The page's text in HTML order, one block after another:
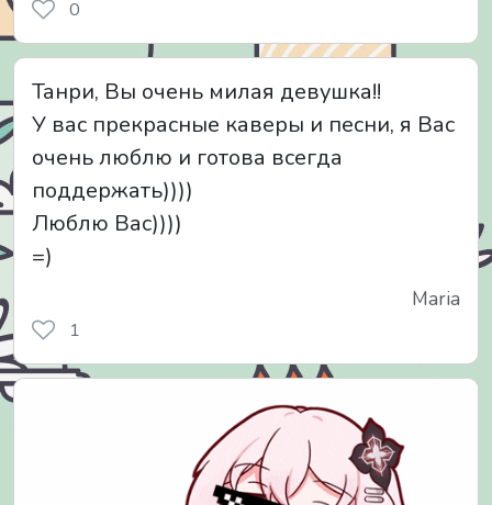
0
Танри, Вы очень милая девушка!!
У вас прекрасные каверы и песни, я Вас
очень люблю и готова всегда
поддержать))))
Люблю Вас))))
=)
Maria
1